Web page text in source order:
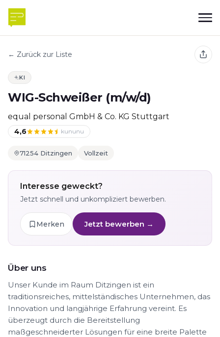
← Zurück zur Liste
KI
WIG-Schweißer (m/w/d)
equal personal GmbH & Co. KG Stuttgart
4,6 kununu
71254 Ditzingen Vollzeit
Interesse geweckt?
Jetzt schnell und unkompliziert bewerben.
Merken Jetzt bewerben →
Über uns
Unser Kunde im Raum Ditzingen ist ein
traditionsreiches, mittelständisches Unternehmen, das
Innovation und langjährige Erfahrung vereint. Es
überzeugt durch die Bereitstellung
maßgeschneiderter Lösungen für eine breite Palette